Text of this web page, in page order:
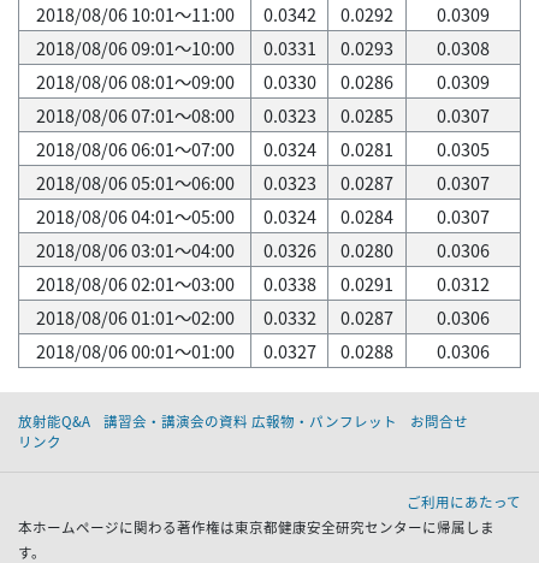
2018/08/06 10:01～11:00
0.0342 0.0292
0.0309
2018/08/06 09:01～10:00
0.0331 0.0293
0.0308
2018/08/06 08:01～09:00
0.0330 0.0286
0.0309
2018/08/06 07:01～08:00
0.0323 0.0285
0.0307
2018/08/06 06:01～07:00
0.0324 0.0281
0.0305
2018/08/06 05:01～06:00
0.0323 0.0287
0.0307
2018/08/06 04:01～05:00
0.0324 0.0284
0.0307
2018/08/06 03:01～04:00
0.0326 0.0280
0.0306
2018/08/06 02:01～03:00
0.0338 0.0291
0.0312
2018/08/06 01:01～02:00
0.0332 0.0287
0.0306
2018/08/06 00:01～01:00
0.0327 0.0288 0.0306
放射能Q&A 講習会・講演会の資料 広報物・パンフレット
お問合せ
リンク
ご利用にあたって
本ホームページに関わる著作権は東京都健康安全研究センターに帰属しま
す。